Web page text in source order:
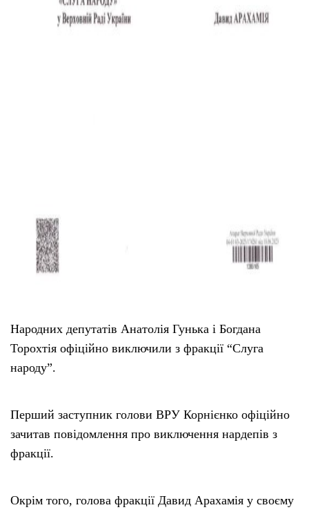
Народних депутатів Анатолія Гунька і Богдана
Торохтія офіційно виключили з фракції “Слуга
народу”.
Перший заступник голови ВРУ Корнієнко офіційно
зачитав повідомлення про виключення нардепів з
фракції.
Окрім того, голова фракції Давид Арахамія у своєму